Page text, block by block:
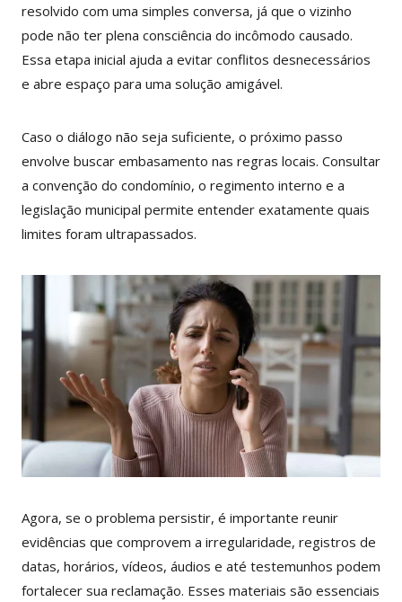
resolvido com uma simples conversa, já que o vizinho
pode não ter plena consciência do incômodo causado.
Essa etapa inicial ajuda a evitar conflitos desnecessários
e abre espaço para uma solução amigável.
Caso o diálogo não seja suficiente, o próximo passo
envolve buscar embasamento nas regras locais. Consultar
a convenção do condomínio, o regimento interno e a
legislação municipal permite entender exatamente quais
limites foram ultrapassados.
Agora, se o problema persistir, é importante reunir
evidências que comprovem a irregularidade, registros de
datas, horários, vídeos, áudios e até testemunhos podem
fortalecer sua reclamação. Esses materiais são essenciais